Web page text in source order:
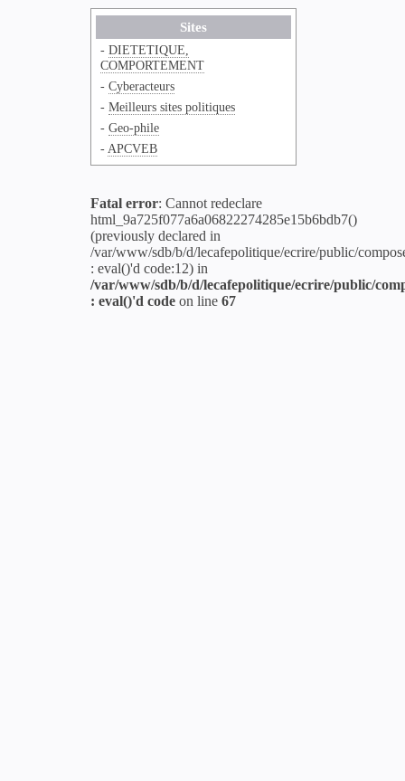
Sites
- DIETETIQUE,
COMPORTEMENT
- Cyberacteurs
- Meilleurs sites politiques
- Geo-phile
- APCVEB
Fatal error: Cannot redeclare
html_9a725f077a6a06822274285e15b6bdb7()
(previously declared in
/var/www/sdb/b/d/lecafepolitique/ecrire/public/
: eval()'d code:12) in
/var/www/sdb/b/d/lecafepolitique/ecrire/public/
: eval()'d code on line 67